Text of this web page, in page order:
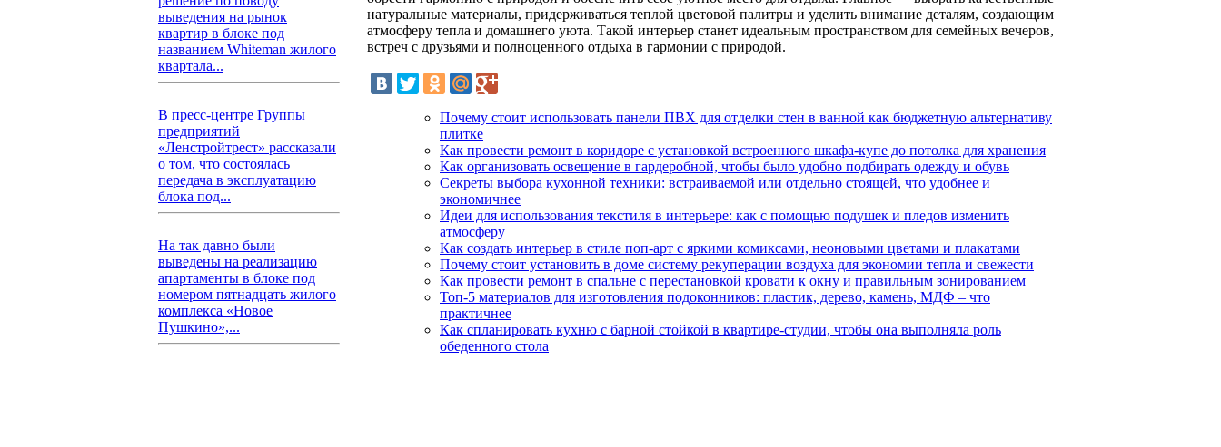
выведения на рынок
квартир в блоке под
названием Whiteman жилого
квартала...
В пресс-центре Группы
предприятий
«Ленстройтрест» рассказали
о том, что состоялась
передача в эксплуатацию
блока под...
На так давно были
выведены на реализацию
апартаменты в блоке под
номером пятнадцать жилого
комплекса «Новое
Пушкино»,...
натуральные материалы, придерживаться теплой цветовой палитры и уделить внимание деталям, создающим
атмосферу тепла и домашнего уюта. Такой интерьер станет идеальным пространством для семейных вечеров,
встреч с друзьями и полноценного отдыха в гармонии с природой.
Почему стоит использовать панели ПВХ для отделки стен в ванной как бюджетную альтернативу
плитке
Как провести ремонт в коридоре с установкой встроенного шкафа-купе до потолка для хранения
Как организовать освещение в гардеробной, чтобы было удобно подбирать одежду и обувь
Секреты выбора кухонной техники: встраиваемой или отдельно стоящей, что удобнее и
экономичнее
Идеи для использования текстиля в интерьере: как с помощью подушек и пледов изменить
атмосферу
Как создать интерьер в стиле поп-арт с яркими комиксами, неоновыми цветами и плакатами
Почему стоит установить в доме систему рекуперации воздуха для экономии тепла и свежести
Как провести ремонт в спальне с перестановкой кровати к окну и правильным зонированием
Топ-5 материалов для изготовления подоконников: пластик, дерево, камень, МДФ – что
практичнее
Как спланировать кухню с барной стойкой в квартире-студии, чтобы она выполняла роль
обеденного стола